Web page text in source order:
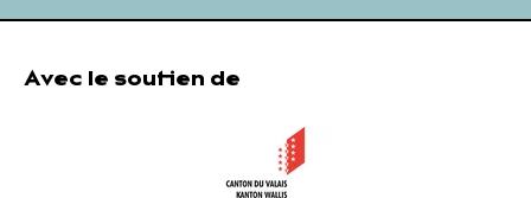
Avec le soutien de